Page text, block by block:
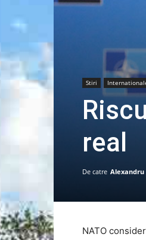
Stiri
real
De catre Alexandru
NATO